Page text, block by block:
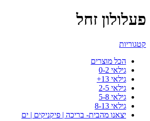
פעלולון זחל
קטגוריות
הכל מוצרים
גילאי 0-2
גילאי 13+
גילאי 2-5
גילאי 5-8
גילאי 8-13
יצאנו מהבית- בריכה | פיקניקים | ים